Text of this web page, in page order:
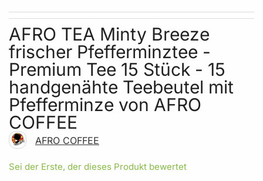
Skip to the beginning of the images gallery
AFRO TEA Minty Breeze
frischer Pfefferminztee -
Premium Tee 15 Stück - 15
handgenähte Teebeutel mit
Pfefferminze von AFRO
COFFEE
AFRO COFFEE
Sei der Erste, der dieses Produkt bewertet